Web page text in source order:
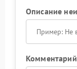
Описание
Комментарий